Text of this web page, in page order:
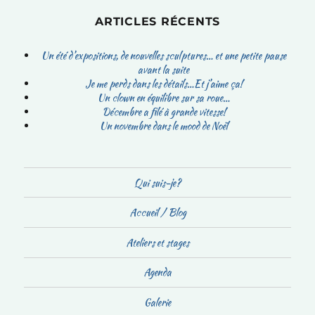
ARTICLES RÉCENTS
Un été d’expositions, de nouvelles sculptures… et une petite pause
avant la suite
Je me perds dans les détails…Et j’aime ça!
Un clown en équilibre sur sa roue…
Décembre a filé à grande vitesse!
Un novembre dans le mood de Noël
Qui suis-je?
Accueil / Blog
Ateliers et stages
Agenda
Galerie